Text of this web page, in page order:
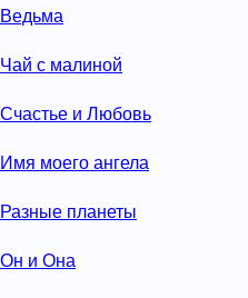
Ведьма
Чай с малиной
Счастье и Любовь
Имя моего ангела
Разные планеты
Он и Она